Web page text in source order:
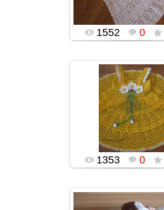
1552 0
03.02.2016
popularsge
1353 0